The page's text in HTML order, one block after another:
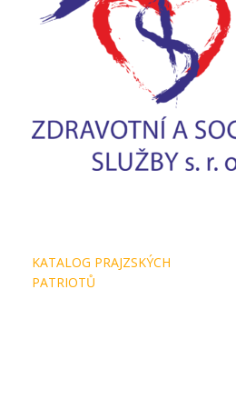
Navigace
pro
KATALOG PRAJZSKÝCH
PATRIOTŮ